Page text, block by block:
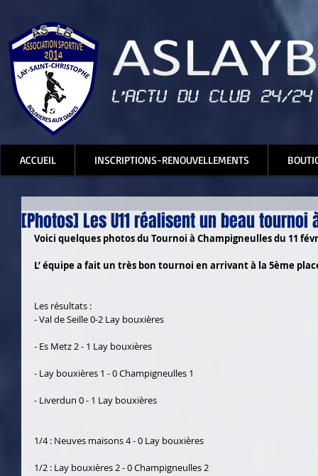
ACCUEIL INSCRIPTIONS-RENOUVELLEMENTS
[Photos] Les U11 réalisent un beau tournoi
Voici quelques photos du Tournoi à Champigneulles du 11
L’ équipe a fait un très bon tournoi en arrivant à la 5ème
Les résultats :
- Val de Seille 0-2 Lay bouxières
- Es Metz 2 - 1 Lay bouxières
- Lay bouxières 1 - 0 Champigneulles 1
- Liverdun 0 - 1 Lay bouxières
1/4 : Neuves maisons 4 - 0 Lay bouxières
1/2 : Lay bouxières 2 - 0 Champigneulles 2